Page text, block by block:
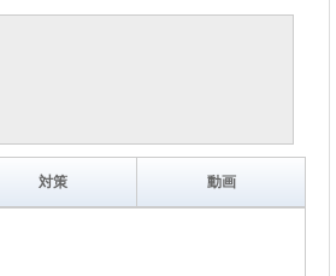
対策 動画